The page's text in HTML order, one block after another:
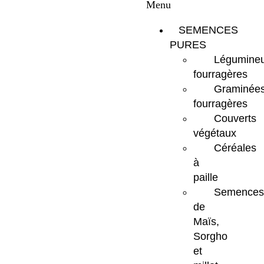
Menu
SEMENCES
PURES
fourragères
fourragères
Couverts
végétaux
Céréales
à
paille
Semences
de
Maïs,
Sorgho
et